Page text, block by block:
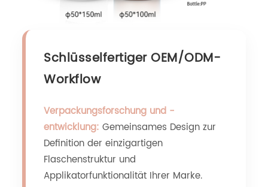
Schlüsselfertiger OEM/ODM-
Workflow
Verpackungsforschung und -
entwicklung: Gemeinsames Design zur
Definition der einzigartigen
Flaschenstruktur und
Applikatorfunktionalität Ihrer Marke.